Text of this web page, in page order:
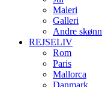
Maleri
Galleri
Andre
REJSELIV
Rom
Paris
Mallorca
Danmark